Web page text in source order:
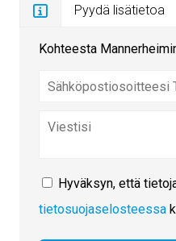
Pyydä lisätietoa
Kohteesta
Hyväksyn, että
tietosuojaselosteessa